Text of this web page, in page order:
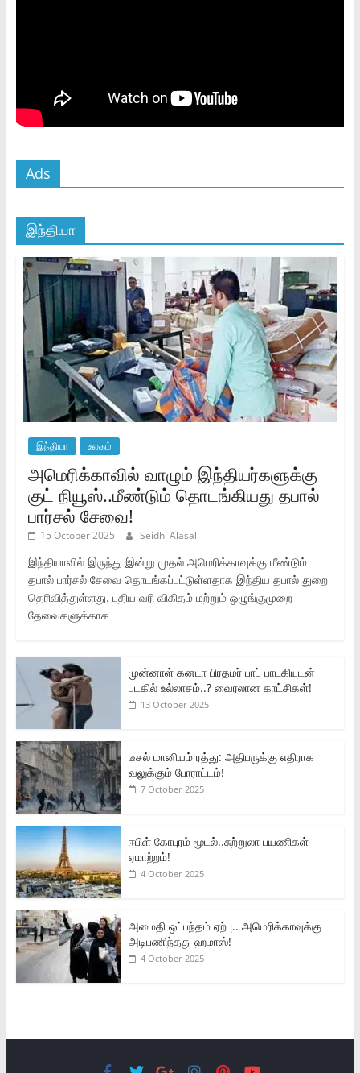
Ads
இந்தியா
இந்தியா உலகம்
அமெரிக்காவில் வாழும் இந்தியர்களுக்கு
குட் நியூஸ்..மீண்டும் தொடங்கியது தபால்
பார்சல் சேவை!
15 October 2025 Seidhi Alasal
இந்தியாவில் இருந்து இன்று முதல் அமெரிக்காவுக்கு மீண்டும்
தபால் பார்சல் சேவை தொடங்கப்பட்டுள்ளதாக இந்திய தபால் துறை
தெரிவித்துள்ளது. புதிய வரி விகிதம் மற்றும் ஒழுங்குமுறை
தேவைகளுக்காக
முன்னாள் கனடா பிரதமர் பாப் பாடகியுடன்
படகில் உல்லாசம்..? வைரலான காட்சிகள்!
13 October 2025
டீசல் மானியம் ரத்து: அதிபருக்கு எதிராக
வலுக்கும் போராட்டம்!
7 October 2025
ஈபிள் கோபுரம் மூடல்..சுற்றுலா பயணிகள்
ஏமாற்றம்!
4 October 2025
அமைதி ஒப்பந்தம் ஏற்பு.. அமெரிக்காவுக்கு
அடிபணிந்தது ஹமாஸ்!
4 October 2025